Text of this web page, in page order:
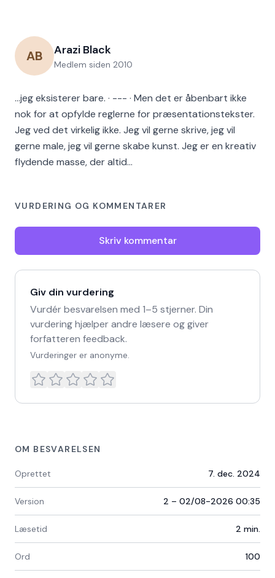
AB Arazi Black
Medlem siden 2010
...jeg eksisterer bare. · --- · Men det er åbenbart ikke
nok for at opfylde reglerne for præsentationstekster.
Jeg ved det virkelig ikke. Jeg vil gerne skrive, jeg vil
gerne male, jeg vil gerne skabe kunst. Jeg er en kreativ
flydende masse, der altid…
VURDERING OG KOMMENTARER
Skriv kommentar
Giv din vurdering
Vurdér besvarelsen med 1–5 stjerner. Din
vurdering hjælper andre læsere og giver
forfatteren feedback.
Vurderinger er anonyme.
OM BESVARELSEN
Oprettet 7. dec. 2024
Version 2 – 02/08-2026 00:35
Læsetid 2 min.
Ord 100